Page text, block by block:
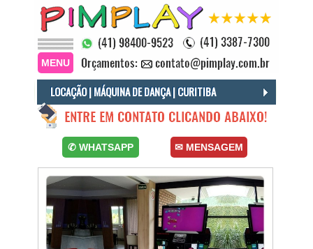
MENU
LOCAÇÃO | MÁQUINA DE DANÇA | CURITIBA
Locacão Máquina de Dança Curitiba, Locacao Máquina de Dançar Curitiba, Maquina de Dança em Curitiba para Alugar.
Aluguel Máquina de Dança em Curitiba, Locação de Brinquedos em Curitiba, Aluguel Máquina de Dança para Festas e Eventos.
✉ MENSAGEM
✆ WHATSAPP